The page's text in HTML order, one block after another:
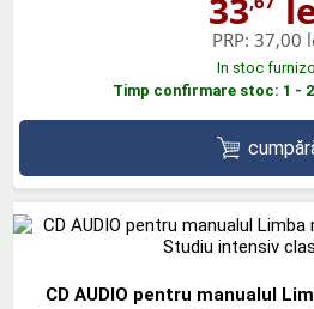
33
PRP: 37,00
In stoc
Timp confirmare stoc: 1 -
CD AUDIO pentru manualul